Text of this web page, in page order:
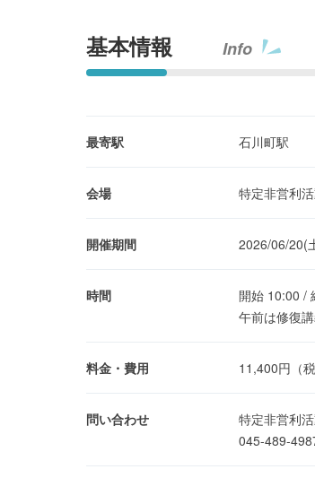
基本情報 Info
最寄駅 石川町駅
会場 特定非営利
開催期間 2026/06/20(
時間
開始 10:00 /
午前は修復
料金・費用 11,400円（
問い合わせ
特定非営利
045-489-